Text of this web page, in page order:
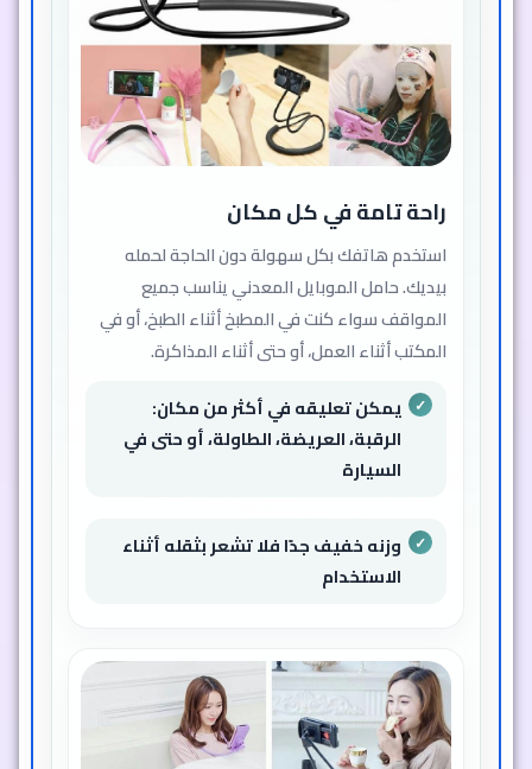
راحة تامة في كل مكان
استخدم هاتفك بكل سهولة دون الحاجة لحمله
بيديك. حامل الموبايل المعدني يناسب جميع
المواقف سواء كنت في المطبخ أثناء الطبخ، أو في
المكتب أثناء العمل، أو حتى أثناء المذاكرة.
يمكن تعليقه في أكثر من مكان:
الرقبة، العريضة، الطاولة، أو حتى في
السيارة
وزنه خفيف جدًا فلا تشعر بثقله أثناء
الاستخدام